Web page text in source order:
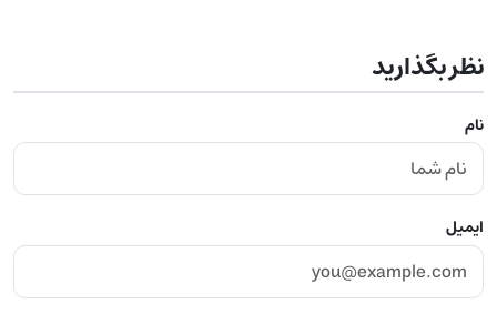
نظر بگذارید
نام
ایمیل